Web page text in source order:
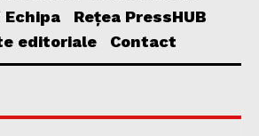
Echipa
Rețea PressHUB
editoriale
Contact